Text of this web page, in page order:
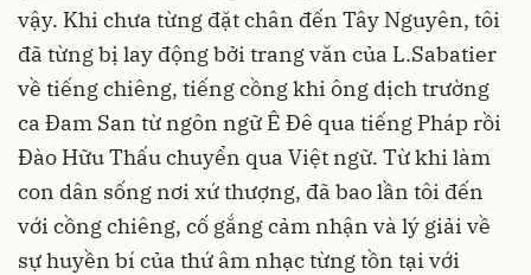
vậy. Khi chưa từng đặt chân đến Tây Nguyên, tôi
đã từng bị lay động bởi trang văn của L.Sabatier
về tiếng chiêng, tiếng cồng khi ông dịch trường
ca Ðam San từ ngôn ngữ Ê Ðê qua tiếng Pháp rồi
Ðào Hữu Thấu chuyển qua Việt ngữ. Từ khi làm
con dân sống nơi xứ thượng, đã bao lần tôi đến
với cồng chiêng, cố gắng cảm nhận và lý giải về
sự huyền bí của thứ âm nhạc từng tồn tại với